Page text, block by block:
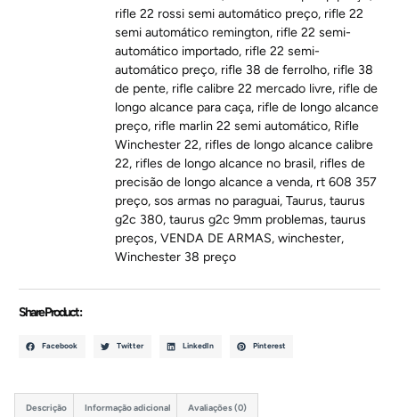
rifle 22 rossi semi automático preço, rifle 22
semi automático remington, rifle 22 semi-
automático importado, rifle 22 semi-
automático preço, rifle 38 de ferrolho, rifle 38
de pente, rifle calibre 22 mercado livre, rifle de
longo alcance para caça, rifle de longo alcance
preço, rifle marlin 22 semi automático, Rifle
Winchester 22, rifles de longo alcance calibre
22, rifles de longo alcance no brasil, rifles de
precisão de longo alcance a venda, rt 608 357
preço,sos armas no paraguai,Taurus,taurus
g2c 380,taurus g2c 9mm problemas,taurus
preços,VENDA DE ARMAS,winchester,
Winchester 38 preço
Share Product :
Facebook Twitter LinkedIn Pinterest
Descrição Informação adicional Avaliações (0)